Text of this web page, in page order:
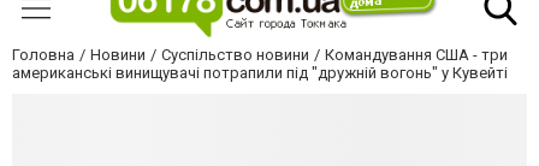
Головна Новини Суспільство новини
Командування США - три
американські винищувачі потрапили під "дружній вогонь" у Кувейті